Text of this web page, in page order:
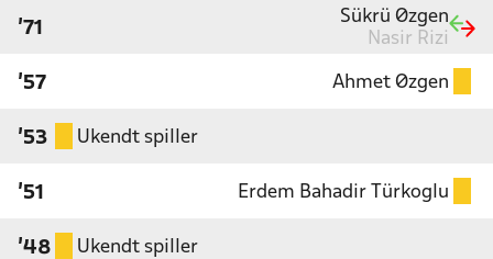
'71
Sükrü Øzgen
Nasir Rizi
'57 Ahmet Øzgen
'53 Ukendt spiller
'51 Erdem Bahadir Türkoglu
'48 Ukendt spiller